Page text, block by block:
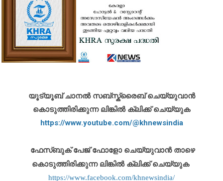
യൂട്യൂബ് ചാനൽ സബ്സ്ക്രൈബ് ചെയ്യുവാൻ
കൊടുത്തിരിക്കുന്ന ലിങ്കിൽ ക്ലിക്ക് ചെയ്യുക
https://www.youtube.com/@khnewsindia
ഫേസ്ബുക് പേജ് ഫോളോ ചെയ്യുവാൻ താഴെ
കൊടുത്തിരിക്കുന്ന ലിങ്കിൽ ക്ലിക്ക് ചെയ്യുക
https://www.facebook.com/khnewsindia/